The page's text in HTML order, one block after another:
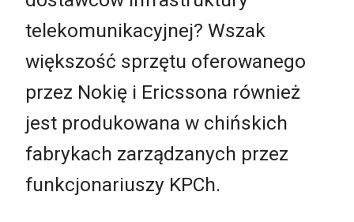
telekomunikacyjnej? Wszak
większość sprzętu oferowanego
przez Nokię i Ericssona również
jest produkowana w chińskich
fabrykach zarządzanych przez
funkcjonariuszy KPCh.